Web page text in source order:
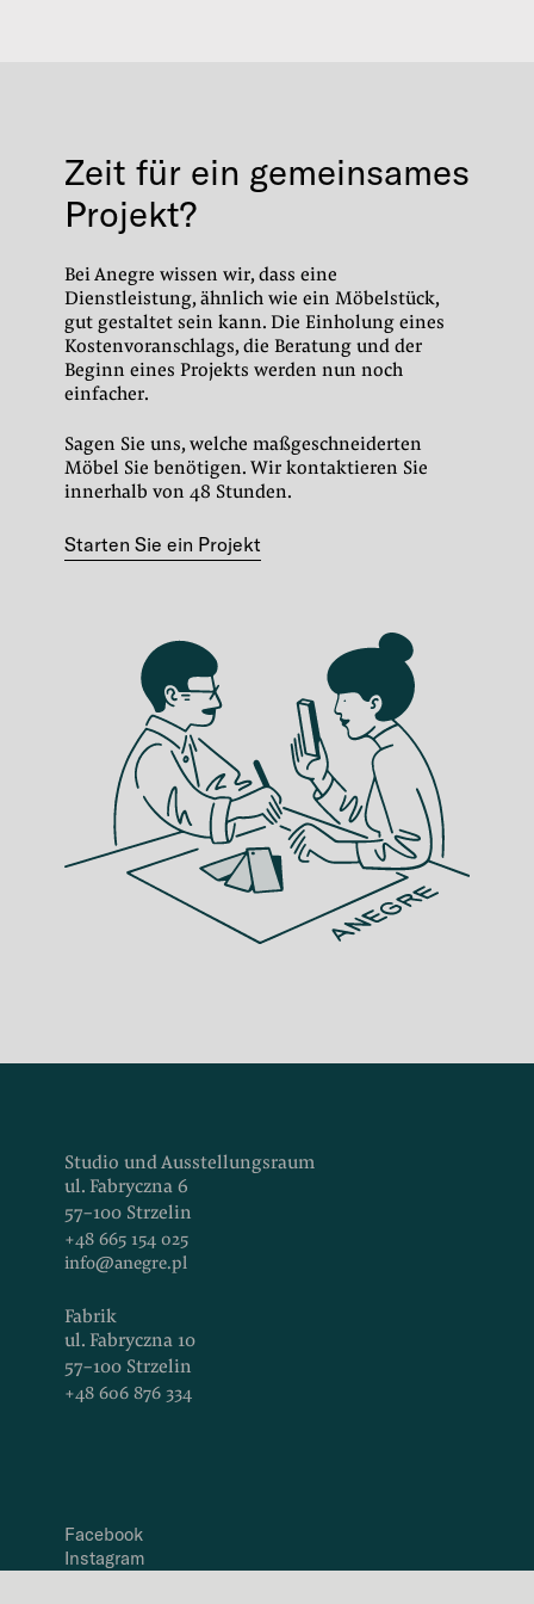
Zeit für ein gemeinsames
Projekt?
Bei Anegre wissen wir, dass eine
Dienstleistung, ähnlich wie ein Möbelstück,
gut gestaltet sein kann.Die Einholung eines
Kostenvoranschlags, die Beratung und der
Beginn eines Projekts werden nun noch
einfacher.
Sagen Sie uns, welche maßgeschneiderten
Möbel Sie benötigen.Wir kontaktieren Sie
innerhalb von 48 Stunden.
Starten Sie ein Projekt
Studio und Ausstellungsraum
ul. Fabryczna 6
57-100 Strzelin
+48 665 154 025
info@anegre.pl
Fabrik
ul. Fabryczna 10
57-100 Strzelin
+48 606 876 334
Facebook
Instagram